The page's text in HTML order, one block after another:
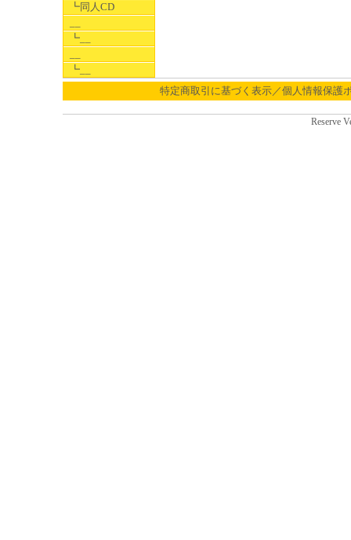
┗同人CD
┗__
┗__
特定商取引に基づく表示／個人情報保護
Reserve